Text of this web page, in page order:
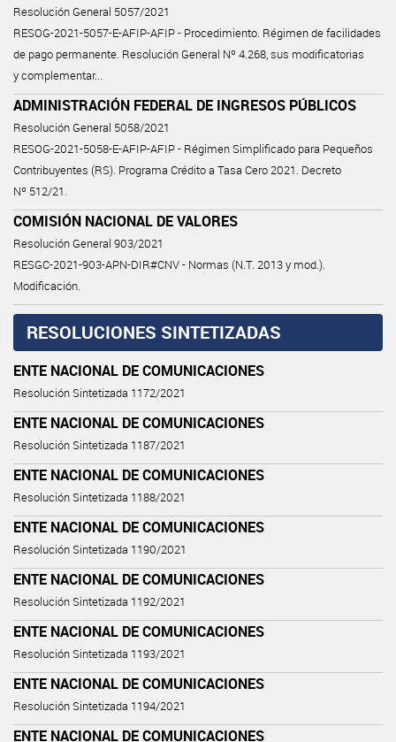
Resolución General 5057/2021
RESOG-2021-5057-E-AFIP-AFIP - Procedimiento. Régimen de facilidades
de pago permanente. Resolución General Nº 4.268, sus modificatorias
y complementar...
ADMINISTRACIÓN FEDERAL DE INGRESOS PÚBLICOS
Resolución General 5058/2021
RESOG-2021-5058-E-AFIP-AFIP - Régimen Simplificado para Pequeños
Contribuyentes (RS). Programa Crédito a Tasa Cero 2021. Decreto
Nº 512/21.
COMISIÓN NACIONAL DE VALORES
Resolución General 903/2021
RESGC-2021-903-APN-DIR#CNV - Normas (N.T. 2013 y mod.).
Modificación.
RESOLUCIONES SINTETIZADAS
ENTE NACIONAL DE COMUNICACIONES
Resolución Sintetizada 1172/2021
ENTE NACIONAL DE COMUNICACIONES
Resolución Sintetizada 1187/2021
ENTE NACIONAL DE COMUNICACIONES
Resolución Sintetizada 1188/2021
ENTE NACIONAL DE COMUNICACIONES
Resolución Sintetizada 1190/2021
ENTE NACIONAL DE COMUNICACIONES
Resolución Sintetizada 1192/2021
ENTE NACIONAL DE COMUNICACIONES
Resolución Sintetizada 1193/2021
ENTE NACIONAL DE COMUNICACIONES
Resolución Sintetizada 1194/2021
ENTE NACIONAL DE COMUNICACIONES